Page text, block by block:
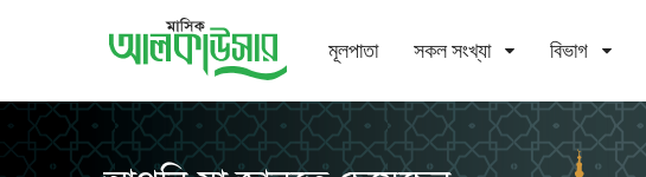
মূলপাতা সকল সংখ্যা বিভাগ